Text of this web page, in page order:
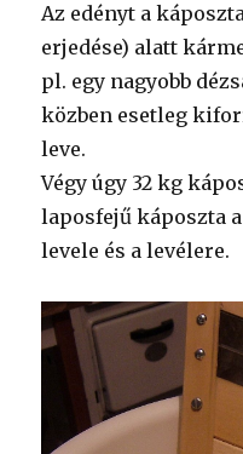
Az edényt a
erjedése) alatt
pl. egy nagyobb
közben esetleg
leve.
Végy úgy 32 kg
laposfejű káposzta
levele és a levélere.